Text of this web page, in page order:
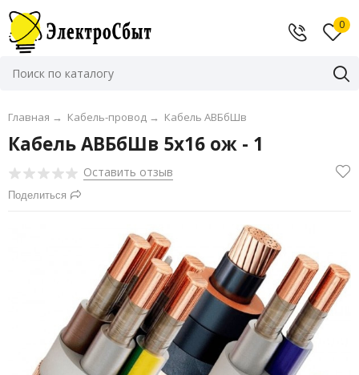
0
Главная → Кабель-провод → Кабель АВБбШв
Кабель АВБбШв 5х16 ож - 1
Оставить отзыв
Поделиться